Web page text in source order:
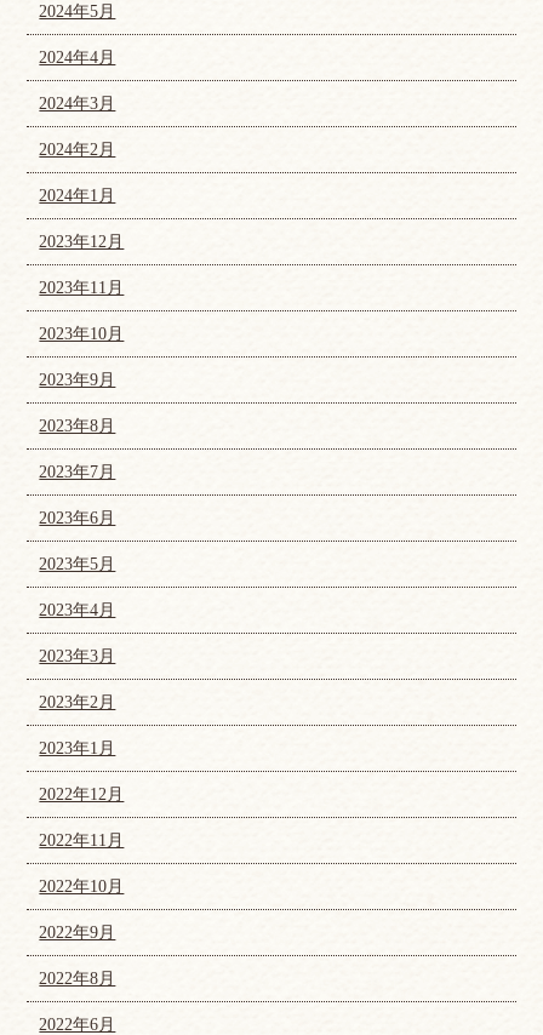
2024年5月
2024年4月
2024年3月
2024年2月
2024年1月
2023年12月
2023年11月
2023年10月
2023年9月
2023年8月
2023年7月
2023年6月
2023年5月
2023年4月
2023年3月
2023年2月
2023年1月
2022年12月
2022年11月
2022年10月
2022年9月
2022年8月
2022年6月